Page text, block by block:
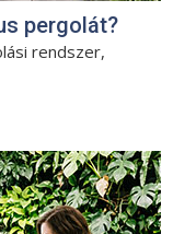
pergolát?
rendszer,